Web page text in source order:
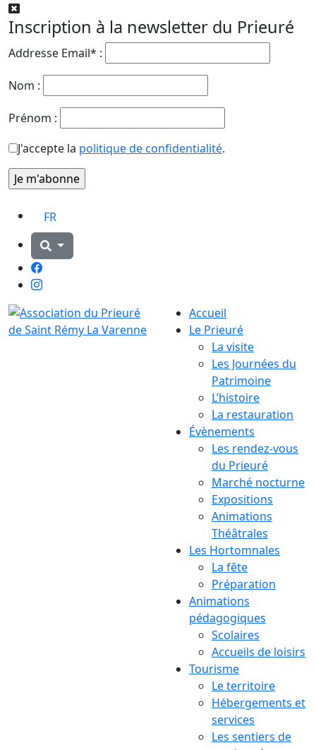
Inscription à la newsletter du Prieuré
Addresse Email* :
Nom :
Prénom :
J'accepte la politique de confidentialité.
FR
Facebook
Instagram
Accueil
Le Prieuré
La visite
Les Journées du
Patrimoine
L’histoire
La restauration
Évènements
Les rendez-vous
du Prieuré
Marché nocturne
Expositions
Animations
Théâtrales
Les Hortomnales
La fête
Préparation
Animations
pédagogiques
Scolaires
Accueils de loisirs
Tourisme
Le territoire
Hébergements et
services
Les sentiers de